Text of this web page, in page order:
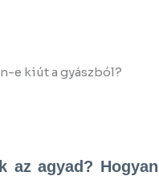
e kiút a gyászból?
az agyad?